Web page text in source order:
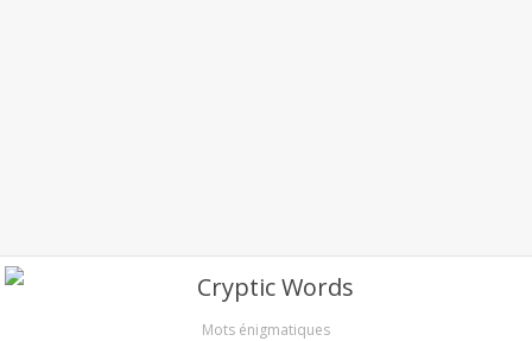
Mots énigmatiques